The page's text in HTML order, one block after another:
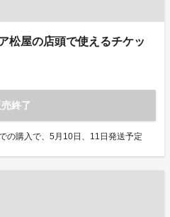
松屋の店頭で使えるチケッ
売終了
の購入で、5月10日、11日発送予定